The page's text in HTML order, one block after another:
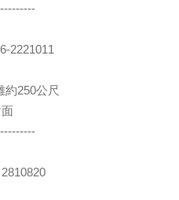
2221011
250公尺